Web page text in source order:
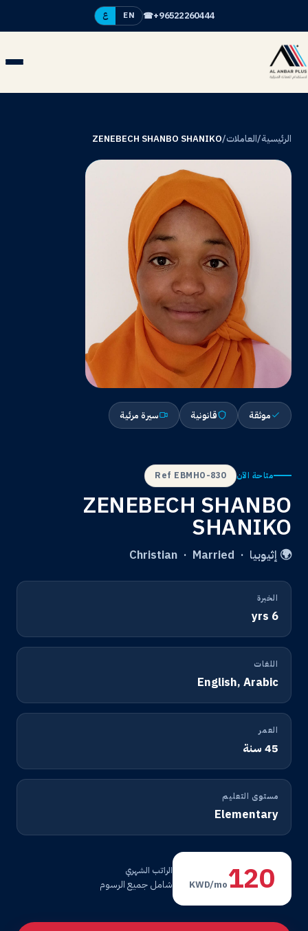
☎+96522260444
EN ع
الرئيسية/العاملات/
ZENEBECH SHANBO SHANIKO
ZS
موثقة قانونية سيرة مرئية
متاحة الآن Ref EBMHO-830
ZENEBECH SHANBO
SHANIKO
🌍 إثيوبيا · Christian · Married
الخبرة
6 yrs
اللغات
English, Arabic
العمر
45 سنة
مستوى التعليم
Elementary
120
KWD/mo
الراتب الشهري
شامل جميع الرسوم